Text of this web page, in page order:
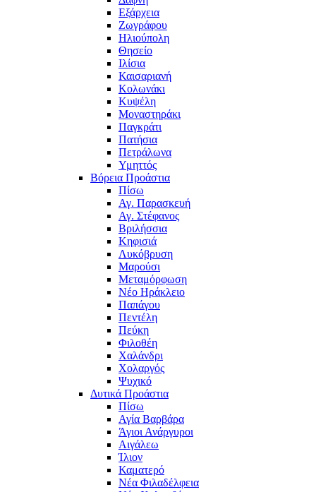
Εξάρχεια
Ζωγράφου
Ηλιούπολη
Θησείο
Ιλίσια
Καισαριανή
Κολωνάκι
Κυψέλη
Μοναστηράκι
Παγκράτι
Πατήσια
Πετράλωνα
Υμηττός
Βόρεια Προάστια
Πίσω
Αγ. Παρασκευή
Αγ. Στέφανος
Βριλήσσια
Κηφισιά
Λυκόβρυση
Μαρούσι
Μεταμόρφωση
Νέο Ηράκλειο
Παπάγου
Πεντέλη
Πεύκη
Φιλοθέη
Χαλάνδρι
Χολαργός
Ψυχικό
Δυτικά Προάστια
Πίσω
Αγία Βαρβάρα
Άγιοι Ανάργυροι
Αιγάλεω
Ίλιον
Καματερό
Νέα Φιλαδέλφεια